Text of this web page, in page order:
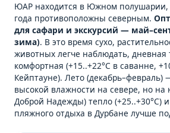
ЮАР находится в Южном полушарии,
года противоположны северным.
для сафари и экскурсий —
зима). В это время сухо,
животных легче наблюдать, дневная
комфортная (+15..+22°C в саванне,
Кейптауне). Лето
высокой влажности на севере, но на
Доброй Надежды) тепло (+25..+30°C)
пляжного отдыха в Дурбане лучше